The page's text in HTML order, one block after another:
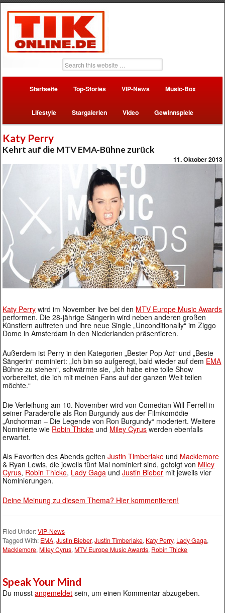
Startseite Top-Stories VIP-News Music-Box
Lifestyle Stargalerien Video Gewinnspiele
Katy Perry
Kehrt auf die MTV EMA-Bühne zurück
11. Oktober 2013
Katy Perry wird im November live bei den MTV Europe Music Awards
performen. Die 28-jährige Sängerin wird neben anderen großen
Künstlern auftreten und ihre neue Single „Unconditionally“ im Ziggo
Dome in Amsterdam in den Niederlanden präsentieren.
Außerdem ist Perry in den Kategorien „Bester Pop Act“ und „Beste
Sängerin“ nominiert: „Ich bin so aufgeregt, bald wieder auf dem EMA
Bühne zu stehen“, schwärmte sie, „Ich habe eine tolle Show
vorbereitet, die ich mit meinen Fans auf der ganzen Welt teilen
möchte.“
Die Verleihung am 10. November wird von Comedian Will Ferrell in
seiner Paraderolle als Ron Burgundy aus der Filmkomödie
„Anchorman – Die Legende von Ron Burgundy“ moderiert. Weitere
Nominierte wie Robin Thicke und Miley Cyruswerden ebenfalls
erwartet.
Als Favoriten des Abends geltenJustin Timberlake und Macklemore
& Ryan Lewis, die jeweils fünf Mal nominiert sind, gefolgt von Miley
Cyrus, Robin Thicke, Lady Gaga undJustin Bieber mit jeweils vier
Nominierungen.
Deine Meinung zu diesem Thema? Hier kommentieren!
Filed Under:VIP-News
Tagged With: EMA,Justin Bieber,Justin Timberlake, Katy Perry, Lady Gaga,
Macklemore, Miley Cyrus, MTV Europe Music Awards, Robin Thicke
Speak Your Mind
Du musstangemeldet sein, um einen Kommentar abzugeben.